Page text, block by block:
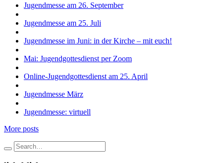
Jugendmesse am 26. September
Jugendmesse am 25. Juli
Jugendmesse im Juni: in der Kirche – mit euch!
Mai: Jugendgottesdienst per Zoom
Online-Jugendgottesdienst am 25. April
Jugendmesse März
Jugendmesse: virtuell
More posts